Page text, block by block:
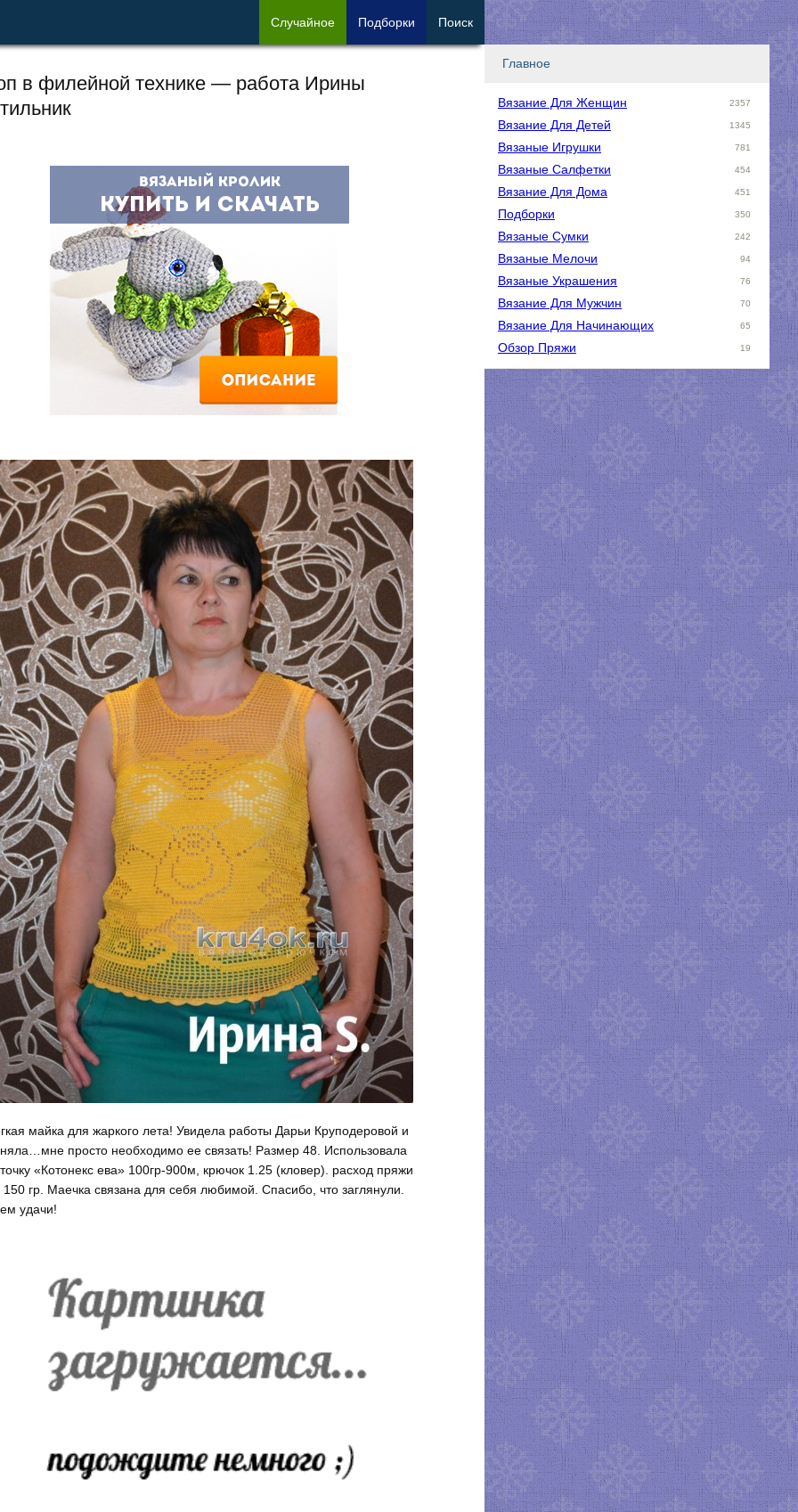
в филейной технике — работа Ирины
майка для жаркого лета! Увидела работы Дарьи Круподеровой и
просто необходимо ее связать! Размер 48. Использовала
«Котонекс ева» 100гр-900м, крючок 1.25 (кловер). расход пряжи
150 гр. Маечка связана для себя любимой. Спасибо, что заглянули.
удачи!
Главное
Вязание Для Женщин 2357
Вязание Для Детей 1345
Вязаные Игрушки 781
Вязаные Салфетки 454
Вязание Для Дома 451
Подборки 350
Вязаные Сумки 242
Вязаные Мелочи 94
Вязаные Украшения 76
Вязание Для Мужчин 70
Вязание Для Начинающих 65
Обзор Пряжи 19
Случайное Подборки Поиск